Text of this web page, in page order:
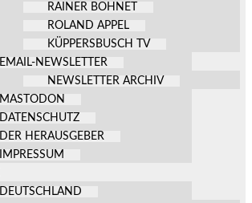
RAINER BOHNET
ROLAND APPEL
KÜPPERSBUSCH TV
EMAIL-NEWSLETTER
NEWSLETTER ARCHIV
MASTODON
DATENSCHUTZ
DER HERAUSGEBER
IMPRESSUM
DEUTSCHLAND